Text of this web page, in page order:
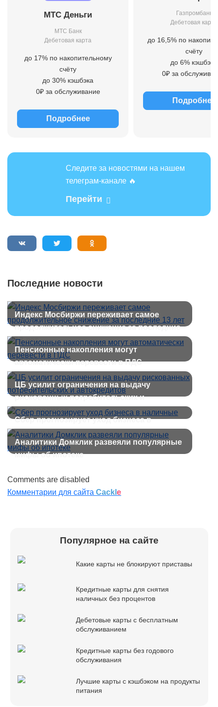
МТС Деньги
МТС Банк
Дебетовая карта
до 17% по накопительному
счёту
до 30% кэшбэка
0₽ за обслуживание
Подробнее
Газпромбанк
Дебетовая карта
до 16,5% по
счёту
до 6% кэшбэка
0₽ за
Подробнее
Следите за новостями на нашем
телеграм-канале 🔥
Перейти
Последние новости
Индекс Мосбиржи переживает самое
продолжительное снижение за последние
13 лет
Пенсионные накопления могут
автоматически перевести в ПДС
ЦБ усилит ограничения на выдачу
рискованных потребительских и
автокредитов
Сбер прогнозирует уход бизнеса в
наличные
Аналитики Домклик развеяли популярные
мифы об ипотеке
Comments are disabled
Комментарии для сайта Cackl e
Популярное на сайте
Какие карты не блокируют приставы
Кредитные карты для снятия
наличных без процентов
Дебетовые карты с бесплатным
обслуживанием
Кредитные карты без годового
обслуживания
Лучшие карты с кэшбэком на продукты
питания